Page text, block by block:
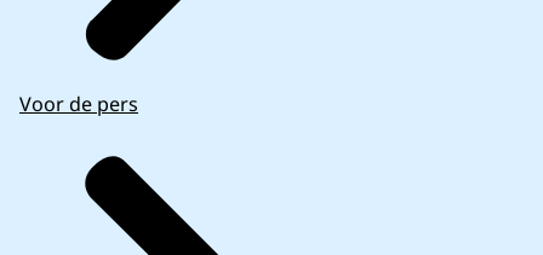
Voor de pers